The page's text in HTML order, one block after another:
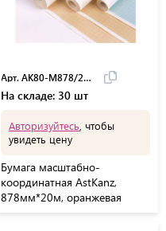
Арт. АК80-М878/20БО (15)
На складе: 30 шт
Авторизуйтесь , чтобы
увидеть цену
Бумага масштабно-
координатная AstKanz,
878мм*20м, оранжевая